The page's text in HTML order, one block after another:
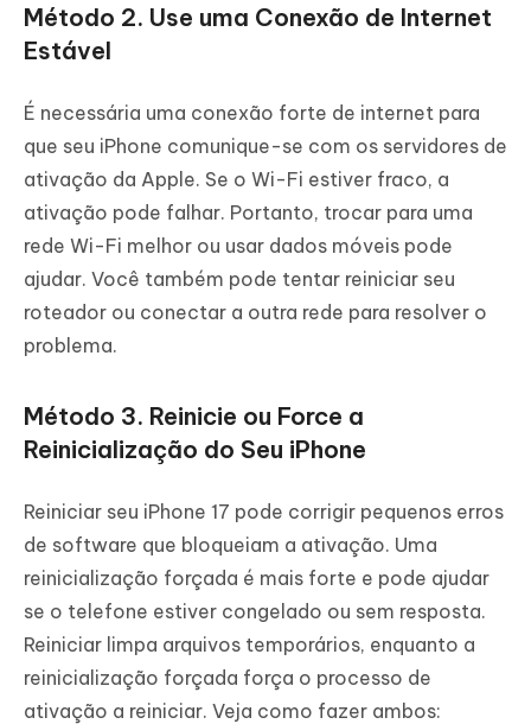
Método 2. Use uma Conexão de Internet
Estável
É necessária uma conexão forte de internet para
que seu iPhone comunique-se com os servidores de
ativação da Apple. Se o Wi-Fi estiver fraco, a
ativação pode falhar. Portanto, trocar para uma
rede Wi-Fi melhor ou usar dados móveis pode
ajudar. Você também pode tentar reiniciar seu
roteador ou conectar a outra rede para resolver o
problema.
Método 3. Reinicie ou Force a
Reinicialização do Seu iPhone
Reiniciar seu iPhone 17 pode corrigir pequenos erros
de software que bloqueiam a ativação. Uma
reinicialização forçada é mais forte e pode ajudar
se o telefone estiver congelado ou sem resposta.
Reiniciar limpa arquivos temporários, enquanto a
reinicialização forçada força o processo de
ativação a reiniciar. Veja como fazer ambos: